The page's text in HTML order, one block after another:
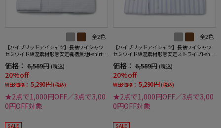
全2色
【ハイブリッドアイシャツ】長袖ワイシャツ
セミワイド綿混素材形態安定織柄無地i-shirt通
価格： 6,589円 (税込)
20%off
WEB価格： 5,290円 (税込)
★2点で1,000円OFF／3点で3,00
0円OFF対象
全2色
【ハイブリッドアイシャツ】長袖ワイシャツ
セミワイド綿混素材形態安定ストライプi-shirt
価格： 6,589円 (税込)
20%off
WEB価格： 5,290円 (税込)
★2点で1,000円OFF／3点で3,00
0円OFF対象
SALE SALE